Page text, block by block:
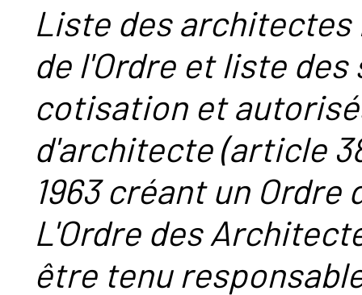
Liste des
de l'Ordre et liste
cotisation et
d'architecte (article
1963 créant un
L'Ordre des
être tenu